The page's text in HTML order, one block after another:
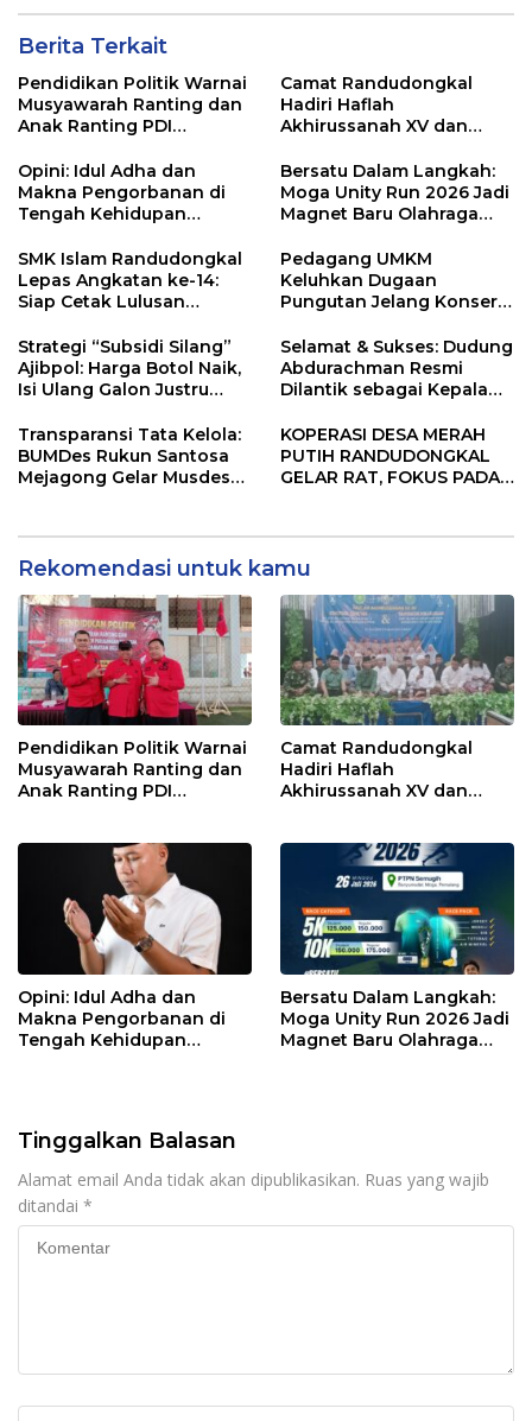
Berita Terkait
Pendidikan Politik Warnai
Musyawarah Ranting dan
Anak Ranting PDI
Kecamatan Belik
Camat Randudongkal
Hadiri Haflah
Akhirussanah XV dan
Mujaddid
Opini: Idul Adha dan
Makna Pengorbanan di
Tengah Kehidupan
Bersatu Dalam Langkah:
Moga Unity Run 2026 Jadi
Magnet Baru Olahraga
SMK Islam Randudongkal
Lepas Angkatan ke-14:
Siap Cetak Lulusan
Industri
Pedagang UMKM
Keluhkan Dugaan
Pungutan Jelang Konser
Randudongkal
Strategi “Subsidi Silang”
Ajibpol: Harga Botol Naik,
Isi Ulang Galon Justru
Selamat & Sukses: Dudung
Abdurachman Resmi
Dilantik sebagai Kepala
Transparansi Tata Kelola:
BUMDes Rukun Santosa
Mejagong Gelar Musdes
KOPERASI DESA MERAH
PUTIH RANDUDONGKAL
GELAR RAT, FOKUS PADA
Rekomendasi untuk kamu
Pendidikan Politik Warnai
Musyawarah Ranting dan
Anak Ranting PDI
Camat Randudongkal
Hadiri Haflah
Akhirussanah XV dan
Opini: Idul Adha dan
Makna Pengorbanan di
Tengah Kehidupan
Bersatu Dalam Langkah:
Moga Unity Run 2026 Jadi
Magnet Baru Olahraga
Tinggalkan Balasan
Alamat email Anda tidak akan dipublikasikan. Ruas yang wajib
ditandai *